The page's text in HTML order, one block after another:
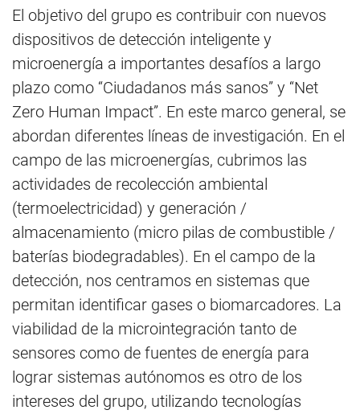
El objetivo del grupo es contribuir con nuevos
dispositivos de detección inteligente y
microenergía a importantes desafíos a largo
plazo como “Ciudadanos más sanos” y “Net
Zero Human Impact”. En este marco general, se
abordan diferentes líneas de investigación. En el
campo de las microenergías, cubrimos las
actividades de recolección ambiental
(termoelectricidad) y generación /
almacenamiento (micro pilas de combustible /
baterías biodegradables). En el campo de la
detección, nos centramos en sistemas que
permitan identificar gases o biomarcadores. La
viabilidad de la microintegración tanto de
sensores como de fuentes de energía para
lograr sistemas autónomos es otro de los
intereses del grupo, utilizando tecnologías